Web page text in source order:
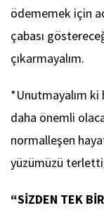
ödememek için
çabası
çıkarmayalım.
*Unutmayalım
daha önemli
normalleşen
yüzümüzü
“SİZDEN TEK